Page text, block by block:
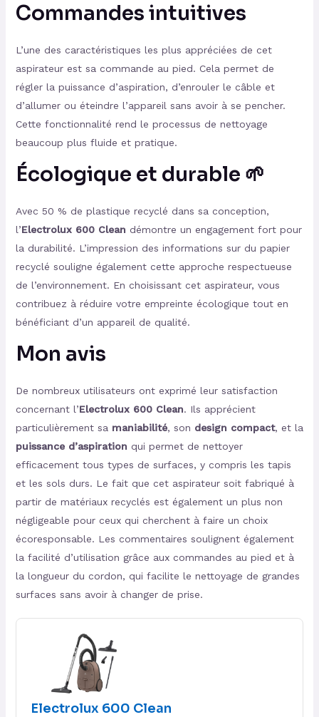
Commandes intuitives
L’une des caractéristiques les plus appréciées de cet
aspirateur est sa commande au pied. Cela permet de
régler la puissance d’aspiration, d’enrouler le câble et
d’allumer ou éteindre l’appareil sans avoir à se pencher.
Cette fonctionnalité rend le processus de nettoyage
beaucoup plus fluide et pratique.
Écologique et durable 🌱
Avec 50 % de plastique recyclé dans sa conception,
l’Electrolux 600 Clean démontre un engagement fort pour
la durabilité. L’impression des informations sur du papier
recyclé souligne également cette approche respectueuse
de l’environnement. En choisissant cet aspirateur, vous
contribuez à réduire votre empreinte écologique tout en
bénéficiant d’un appareil de qualité.
Mon avis
De nombreux utilisateurs ont exprimé leur satisfaction
concernant l’Electrolux 600 Clean. Ils apprécient
particulièrement sa maniabilité, son design compact, et la
puissance d’aspiration qui permet de nettoyer
efficacement tous types de surfaces, y compris les tapis
et les sols durs. Le fait que cet aspirateur soit fabriqué à
partir de matériaux recyclés est également un plus non
négligeable pour ceux qui cherchent à faire un choix
écoresponsable. Les commentaires soulignent également
la facilité d’utilisation grâce aux commandes au pied et à
la longueur du cordon, qui facilite le nettoyage de grandes
surfaces sans avoir à changer de prise.
Electrolux 600 Clean